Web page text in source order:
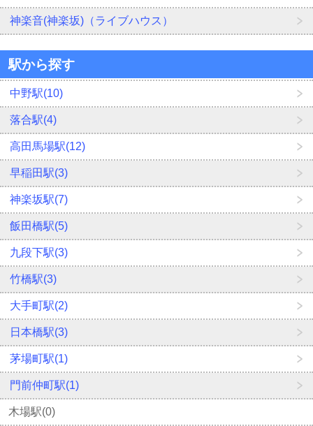
神楽音(神楽坂)（ライブハウス）
駅から探す
中野駅(10)
落合駅(4)
高田馬場駅(12)
早稲田駅(3)
神楽坂駅(7)
飯田橋駅(5)
九段下駅(3)
竹橋駅(3)
大手町駅(2)
日本橋駅(3)
茅場町駅(1)
門前仲町駅(1)
木場駅(0)